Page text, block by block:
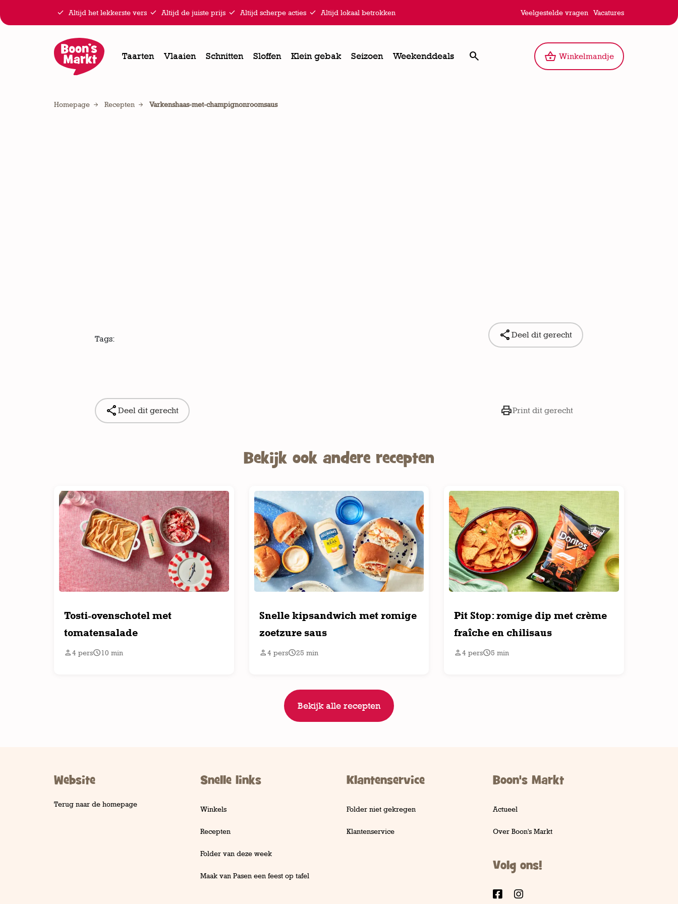
 Altijd het lekkerste vers  Altijd de juiste prijs  Altijd scherpe acties  Altijd lokaal betrokken Veelgestelde vragen Vacatures
Taarten Vlaaien Schnitten Sloffen Klein gebak Seizoen Weekenddeals  shopping_basket Winkelmandje
Homepage Recepten Varkenshaas-met-champignonroomsaus
Tags:  Deel dit gerecht
 Deel dit gerecht Print dit gerecht
Bekijk ook andere recepten
Tosti-ovenschotel met
tomatensalade
4 pers10 min
Snelle kipsandwich met romige
zoetzure saus
4 pers25 min
Pit Stop: romige dip met crème
fraîche en chilisaus
4pers5min
Bekijk alle recepten
Website
Terug naar de homepage
Snelle links
Winkels
Recepten
Folder van deze week
Maak van Pasen een feest op tafel
Klantenservice
Folder niet gekregen
Klantenservice
Boon's Markt
Actueel
Over Boon's Markt
Volg ons!
Facebook